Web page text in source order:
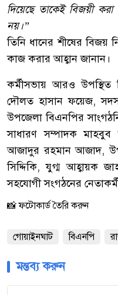
দিয়েছে তাকেই বিজয়ী
নয়।”
তিনি ধানের শীষের বিজয়
কাজ করার আহ্বান জানান।
কর্মীসভায় আরও উপস্থিত
দৌলত হাসান ফয়েজ,
উপজেলা বিএনপির
সাধারণ সম্পাদক
আজাদুর রহমান আজাদ,
সিদ্দিকি, যুগ্ম আহ্বায়ক
সহযোগী সংগঠনের
📸 ফটোকার্ড তৈরি করুন
গোয়াইনঘাট বিএনপি
মন্তব্য করুন